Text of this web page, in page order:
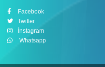
Facebook
Twitter
İnstagram
Whatsapp